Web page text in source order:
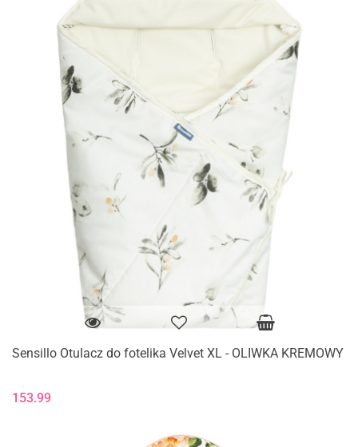
Sensillo Otulacz do fotelika Velvet XL - OLIWKA KREMOWY
153.99